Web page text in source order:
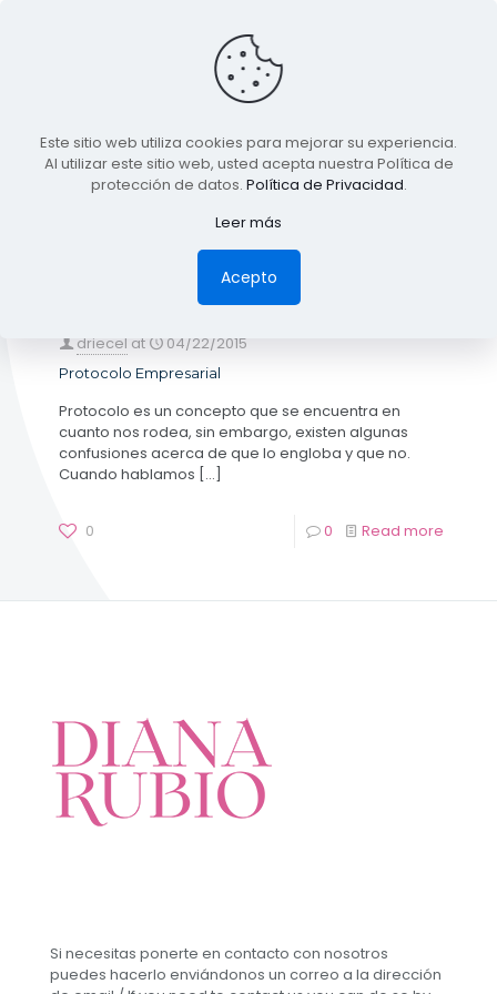
BLOG
TODA LA INFORMACIÓN
Tags Authors
driecel at 04/22/2015
Protocolo Empresarial
Protocolo es un concepto que se encuentra en
cuanto nos rodea, sin embargo, existen algunas
confusiones acerca de que lo engloba y que no.
Cuando hablamos […]
0 0 Read more
Si necesitas ponerte en contacto con nosotros
puedes hacerlo enviándonos un correo a la dirección
Este sitio web utiliza cookies para mejorar su experiencia.
Al utilizar este sitio web, usted acepta nuestra Política de
protección de datos. Política de Privacidad.
Leer más
Acepto